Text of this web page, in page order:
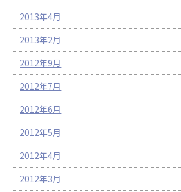
2013年4月
2013年2月
2012年9月
2012年7月
2012年6月
2012年5月
2012年4月
2012年3月